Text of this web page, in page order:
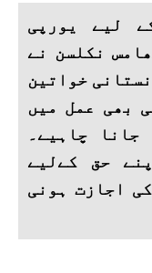
لیے یورپی
نکلسن نے
خواتین
بھی عمل میں
چاہیے۔
حق کےلیے
اجازت ہونی